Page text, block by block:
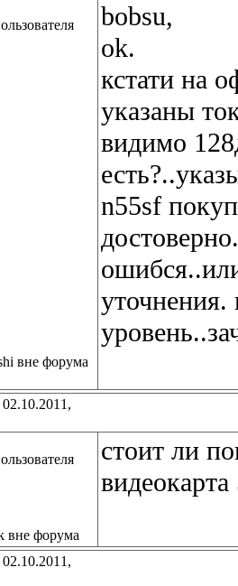
bobsu,
ok.
кстати на
указаны
видимо
n55sf
уточнения.
02.10.2011,
стоит ли
02.10.2011,